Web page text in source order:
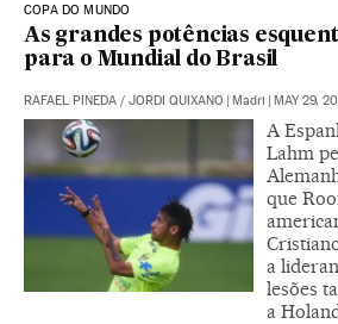
COPA DO MUNDO
As grandes potências
para o Mundial do Brasil
RAFAEL PINEDA / JORDI QUIXANO | Madri | MAY 29,
A
Lahm
que
a
lesões
a